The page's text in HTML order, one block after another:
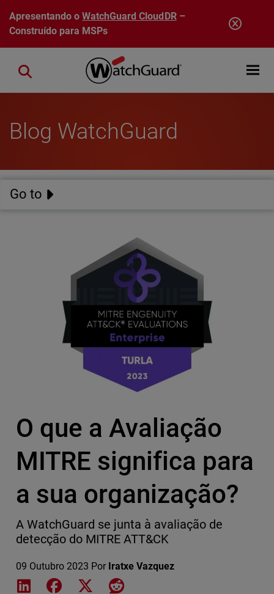
Pular para o conteúdo principal
Apresentando oWatchGuard CloudDR–
Construído para MSPs
Open
Close search
Blog WatchGuard
Go to
O que a Avaliação
MITRE significa para
a sua organização?
A WatchGuard se junta à avaliação de
detecção do MITRE ATT&CK
09 Outubro 2023 Por Iratxe Vazquez
Share on LinkedIn
Share on Facebook
Share on XShare on Reddit